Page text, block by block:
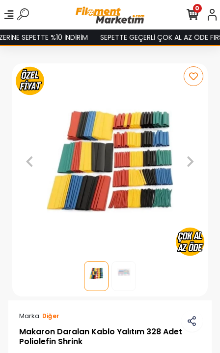
SEPETTE %10 İNDİRİM SEPETTE GEÇERLİ ÇOK AL AZ ÖDE
0
Marka: Diğer
Makaron Daralan Kablo Yalıtım 328 Adet
Poliolefin Shrink